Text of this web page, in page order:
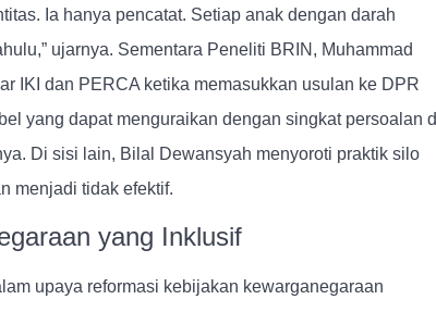
Ia hanya pencatat. Setiap anak dengan darah
ujarnya. Sementara Peneliti BRIN, Muhammad
IKI dan PERCA ketika memasukkan usulan ke DPR
yang dapat menguraikan dengan singkat persoalan
Di sisi lain, Bilal Dewansyah menyoroti praktik silo
menjadi tidak efektif.
yang Inklusif
upaya reformasi kebijakan kewarganegaraan